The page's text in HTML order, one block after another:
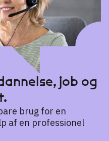
job og
brug for en
af en professionel